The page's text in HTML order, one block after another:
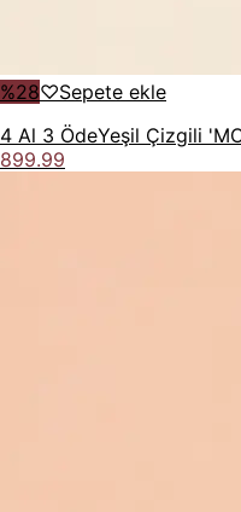
%28♡Sepete ekle
4 Al 3 ÖdeYeşil Çizgili
899.99